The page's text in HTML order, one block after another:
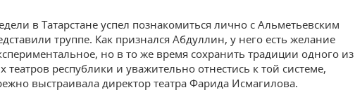
в Татарстане успел познакомиться лично с Альметьевским
труппе. Как признался Абдуллин, у него есть желание
но в то же время сохранить традиции одного из
республики и уважительно отнестись к той системе,
выстраивала директор театра Фарида Исмагилова.